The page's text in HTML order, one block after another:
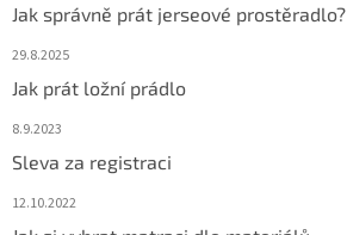
Jak správně prát jerseové prostěradlo?
29.8.2025
Jak prát ložní prádlo
8.9.2023
Sleva za registraci
12.10.2022